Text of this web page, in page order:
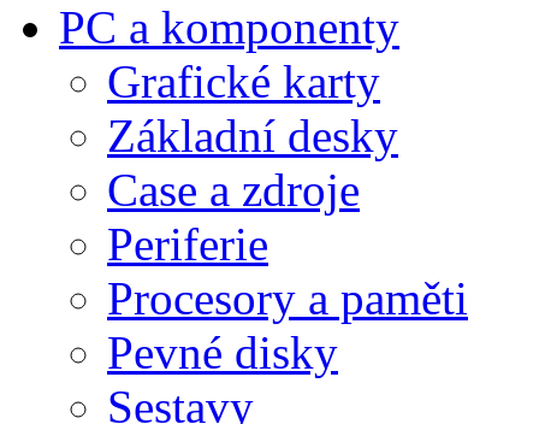
PC a komponenty
Grafické karty
Základní desky
Case a zdroje
Periferie
Procesory a paměti
Pevné disky
Sestavy